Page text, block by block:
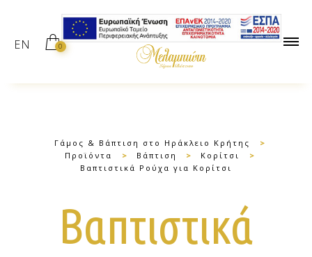
EN 0
Γάμος & Βάπτιση στο Ηράκλειο Κρήτης
>
Προϊόντα
> Βάπτιση > Κορίτσι
>
Βαπτιστικά Ρούχα για Κορίτσι
Βαπτιστικά